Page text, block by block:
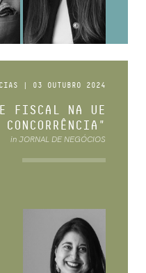
| 03 OUTUBRO 2024
FISCAL NA UE
in JORNAL DE NEGÓCIOS